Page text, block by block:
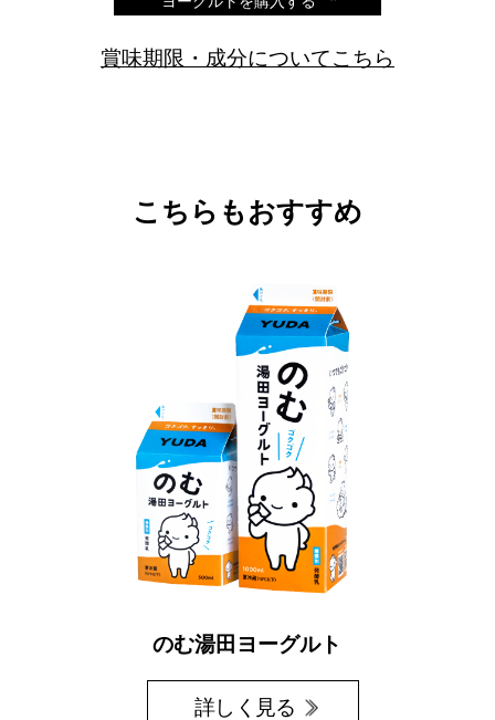
賞味期限・成分についてこちら
こちらもおすすめ
のむ湯田ヨーグルト
詳しく見る